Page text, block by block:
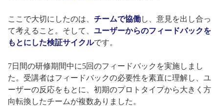
ここで大切にしたのは、 チームで協働し、意見を出し合っ
て考えること。そして、 ユーザーからのフィードバックを
もとにした検証サイクルです。
7日間の研修期間中に5回のフィードバックを実施しまし
た。受講者はフィードバックの必要性を素直に理解し、ユ
ーザーの反応をもとに、初期のプロトタイプから大きく方
向転換したチームが複数ありました。